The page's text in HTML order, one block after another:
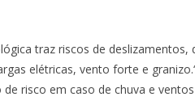
traz riscos de
elétricas, vento forte e
risco em caso de chuva e